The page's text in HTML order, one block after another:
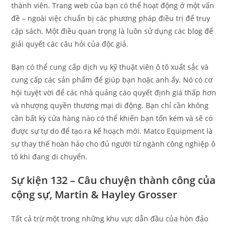
thành viên. Trang web của bạn có thể hoạt động ở một vấn
đề – ngoài việc chuẩn bị các phương pháp điều trị để truy
cập sách. Một điều quan trọng là luôn sử dụng các blog để
giải quyết các câu hỏi của độc giả.
Bạn có thể cung cấp dịch vụ kỹ thuật viên ô tô xuất sắc và
cung cấp các sản phẩm để giúp bạn hoặc anh ấy. Nó có cơ
hội tuyệt vời để các nhà quảng cáo quyết định giá thấp hơn
và nhượng quyền thương mại di động. Bạn chỉ cần không
cần bất kỳ cửa hàng nào có thể khiến bạn tốn kém và sẽ có
được sự tự do để tạo ra kế hoạch mới. Matco Equipment là
sự thay thế hoàn hảo cho đủ người từ ngành công nghiệp ô
tô khi đang di chuyển.
Sự kiện 132 – Câu chuyện thành công của
cộng sự, Martin & Hayley Grosser
Tất cả trừ một trong những khu vực dẫn đầu của hòn đảo